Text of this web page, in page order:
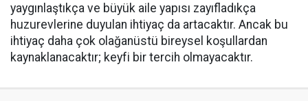
yaygınlaştıkça ve büyük aile yapısı zayıfladıkça
huzurevlerine duyulan ihtiyaç da artacaktır. Ancak bu
ihtiyaç daha çok olağanüstü bireysel koşullardan
kaynaklanacaktır; keyfi bir tercih olmayacaktır.